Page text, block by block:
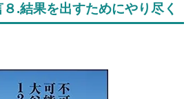
.結果を出すためにやり尽く